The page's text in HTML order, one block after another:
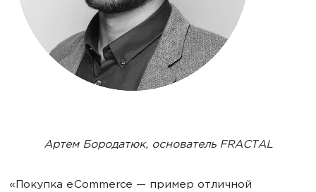
Артем Бородатюк, основатель FRACTAL
«Покупка eCommerce — пример отличной